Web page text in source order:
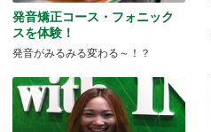
発音矯正コース・フォニック
スを体験！
発音がみるみる変わる～！？